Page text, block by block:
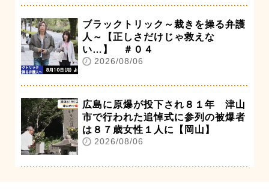
ブラックトリック～裁きを操る弁護
人～【正しさだけじゃ救えな
い…】 ＃０４
2026/08/06
広島に原爆が投下され８１年 津山
市で行われた追悼式に参列の被爆者
は８７歳女性１人に【岡山】
2026/08/06